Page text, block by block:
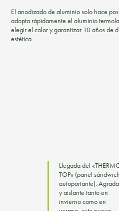
El anodizado de aluminio solo hace
adopta rápidamente el aluminio
elegir el color y garantizar 10 años de
estética.
Llegada del
TOP» (panel sándwich
autoportante).
y aislante tanto en
invierno como en